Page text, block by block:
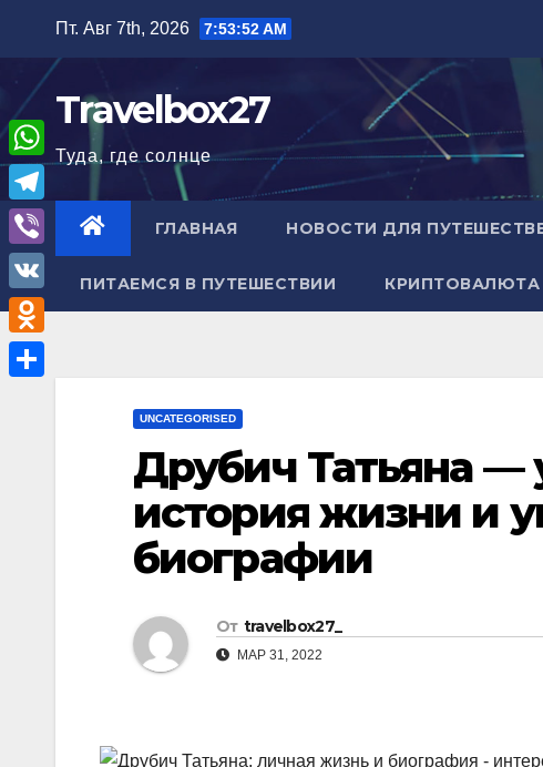
содержимому
Пт. Авг 7th, 2026 7:53:53 AM
Travelbox27
Туда, где солнце
ГЛАВНАЯ НОВОСТИ ДЛЯ
ПИТАЕМСЯ В ПУТЕШЕСТВИИ КРИПТОВАЛЮТА
UNCATEGORISED
Друбич Татьяна —
история жизни и
биографии
От travelbox27_
МАР 31, 2022
W
h
a
A
T
e
l
e
g
V
i
b
e
V
K
O